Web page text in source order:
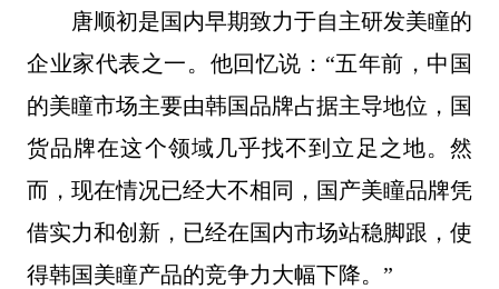
唐顺初是国内早期致力于自主研发美瞳的
企业家代表之一。他回忆说：“五年前，中国
的美瞳市场主要由韩国品牌占据主导地位，国
货品牌在这个领域几乎找不到立足之地。然
而，现在情况已经大不相同，国产美瞳品牌凭
借实力和创新，已经在国内市场站稳脚跟，使
得韩国美瞳产品的竞争力大幅下降。”